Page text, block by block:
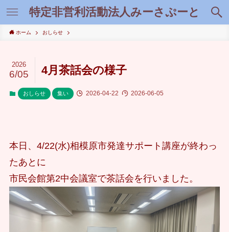
特定非営利活動法人みーさぷーと
ホーム おしらせ
4月茶話会の様子
2026
6/05
おしらせ 集い 2026-04-22 2026-06-05
本日、4/22(水)相模原市発達サポート講座が終わっ
たあとに
市民会館第2中会議室で茶話会を行いました。